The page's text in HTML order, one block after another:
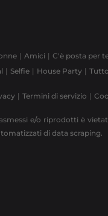
Amici C'è posta per
Selfie House Party
Termini di servizio
e/o riprodotti è
di data scraping.